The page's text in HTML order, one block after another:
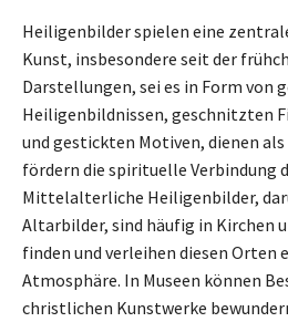
Heiligenbilder spielen eine
Kunst, insbesondere seit der
Darstellungen, sei es in Form von
Heiligenbildnissen, geschnitzten
und gestickten Motiven, dienen
fördern die spirituelle Verbindung
Mittelalterliche Heiligenbilder,
Altarbilder, sind häufig in Kirchen
finden und verleihen diesen Orten
Atmosphäre. In Museen können
christlichen Kunstwerke